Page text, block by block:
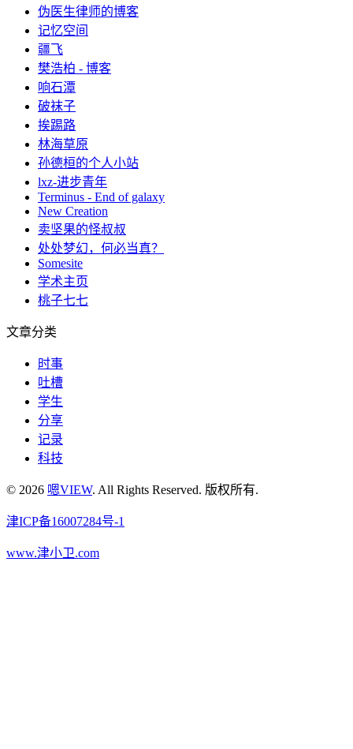
伪医生律师的博客
记忆空间
疆飞
樊浩柏 - 博客
响石潭
破袜子
挨踢路
林海草原
孙德桓的个人小站
lxz-进步青年
Terminus - End of galaxy
New Creation
卖坚果的怪叔叔
处处梦幻，何必当真？
Somesite
学术主页
桃子七七
文章分类
时事
吐槽
学生
分享
记录
科技
© 2026 嗯VIEW. All Rights Reserved. 版权所有.
津ICP备16007284号-1
www.津小卫.com